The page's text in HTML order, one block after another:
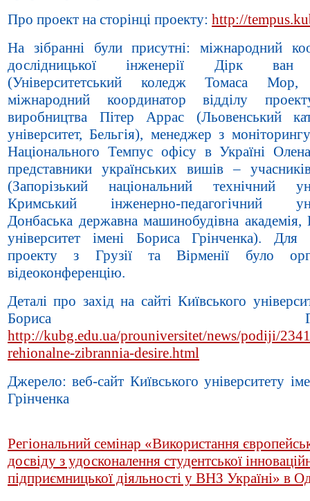
Про проект на сторінці проекту: http://
На зібранні були присутні: міжнародний
дослідницької інженерії Дірк
(Університетський коледж Томаса Мор,
міжнародний координатор відділу
виробництва Пітер Аррас (Льовенський
університет, Бельгія), менеджер з
Національного Темпус офісу в Україні
представники українських вишів –
(Запорізький національний технічний
Кримський інженерно-педагогічний
Донбаська державна машинобудівна академія,
університет імені Бориса Грінченка). Для
проекту з Грузії та Вірменії було
відеоконференцію.
Деталі про захід на сайті Київського
Бориса
http://kubg.edu.ua/prouniversitet/news/podiji/
rehionalne-zibrannia-desire.html
Джерело: веб-сайт Київського університету
Грінченка
Регіональний семінар «Використання
досвіду з удосконалення студентської
підприємницької діяльності у ВНЗ Україні» в